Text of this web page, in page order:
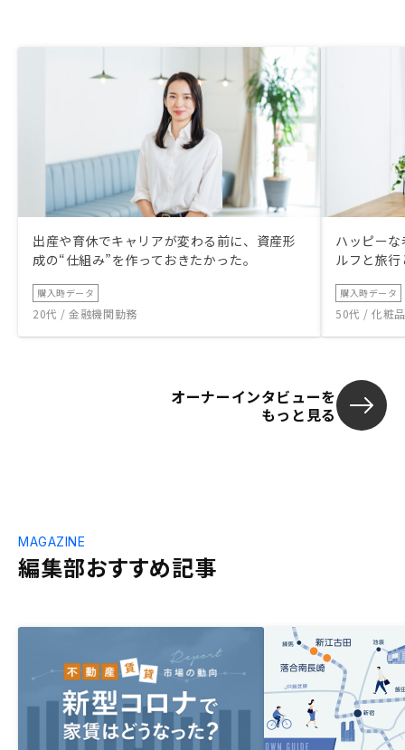
出産や育休でキャリアが変わる前に、資産形
成の“仕組み”を作っておきたかった。
購入時データ
20代 / 金融機関勤務
ハッピー
ルフと旅
購入時データ
50代 / 化粧
オーナーインタビューを
もっと見る
編集部おすすめ記事
MAGAZINE